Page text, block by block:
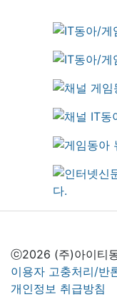
ⓒ2026 (주)아이티
이용자 고충처리/반
개인정보 취급방침